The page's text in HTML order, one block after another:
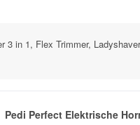
3 in 1, Flex Trimmer,
Pedi Perfect Elektrische